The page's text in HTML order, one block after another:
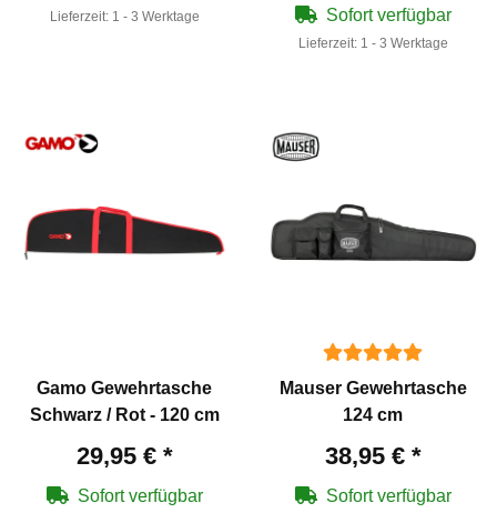
Lieferzeit: 1 - 3 Werktage Sofort verfügbar
Lieferzeit: 1 - 3 Werktage
Gamo Gewehrtasche
Schwarz / Rot - 120 cm
29,95 € *
Sofort verfügbar
Mauser Gewehrtasche
124 cm
38,95 € *
Sofort verfügbar